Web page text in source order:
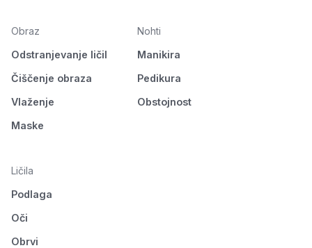
Obraz
Odstranjevanje ličil
Čiščenje obraza
Vlaženje
Maske
Nohti
Manikira
Pedikura
Obstojnost
Ličila
Podlaga
Oči
Obrvi